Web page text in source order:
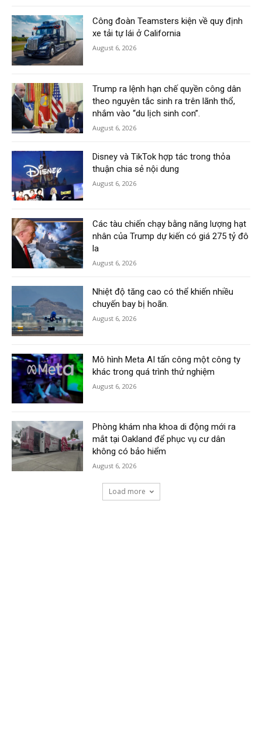
Công đoàn Teamsters kiện về quy định
xe tải tự lái ở California
August 6, 2026
Trump ra lệnh hạn chế quyền công dân
theo nguyên tắc sinh ra trên lãnh thổ,
nhắm vào “du lịch sinh con”.
August 6, 2026
Disney và TikTok hợp tác trong thỏa
thuận chia sẻ nội dung
August 6, 2026
Các tàu chiến chạy bằng năng lượng hạt
nhân của Trump dự kiến có giá 275 tỷ đô
la
August 6, 2026
Nhiệt độ tăng cao có thể khiến nhiều
chuyến bay bị hoãn.
August 6, 2026
Mô hình Meta AI tấn công một công ty
khác trong quá trình thử nghiệm
August 6, 2026
Phòng khám nha khoa di động mới ra
mắt tại Oakland để phục vụ cư dân
không có bảo hiểm
August 6, 2026
Load more